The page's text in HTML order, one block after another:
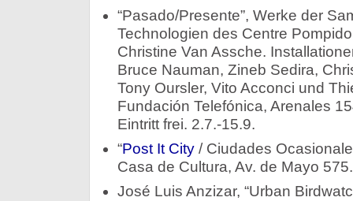
“Pasado/Presente”, Werke der
Technologien des Centre
Christine Van Assche.
Bruce Nauman, Zineb Sedira,
Tony Oursler, Vito Acconci und
Fundación Telefónica, Arenales
Eintritt frei. 2.7.-15.9.
“Post It City/ Ciudades
Casa de Cultura, Av. de Mayo
José Luis Anzizar, “Urban